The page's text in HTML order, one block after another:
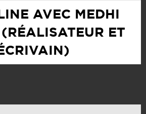
AVEC MEDHI
ET